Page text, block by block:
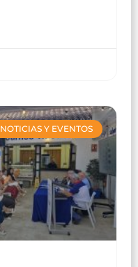
NOTICIAS Y EVENTOS